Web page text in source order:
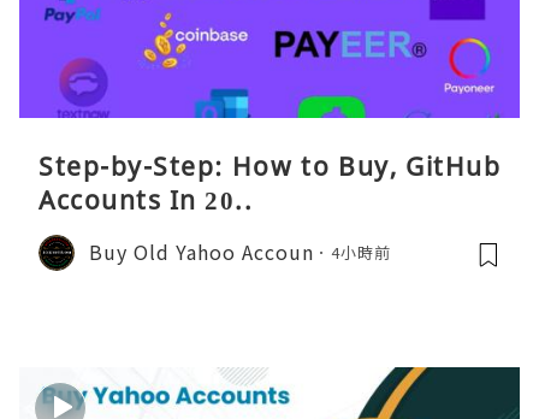
Step-by-Step: How to Buy, GitHub
Accounts In 20..
Buy Old Yahoo Accoun 4小時前